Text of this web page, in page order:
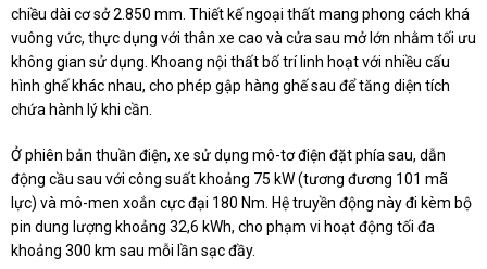
chiều dài cơ sở 2.850 mm. Thiết kế ngoại thất mang phong cách khá
vuông vức, thực dụng với thân xe cao và cửa sau mở lớn nhằm tối ưu
không gian sử dụng. Khoang nội thất bố trí linh hoạt với nhiều cấu
hình ghế khác nhau, cho phép gập hàng ghế sau để tăng diện tích
chứa hành lý khi cần.
Ở phiên bản thuần điện, xe sử dụng mô-tơ điện đặt phía sau, dẫn
động cầu sau với công suất khoảng 75 kW (tương đương 101 mã
lực) và mô-men xoắn cực đại 180 Nm. Hệ truyền động này đi kèm bộ
pin dung lượng khoảng 32,6 kWh, cho phạm vi hoạt động tối đa
khoảng 300 km sau mỗi lần sạc đầy.